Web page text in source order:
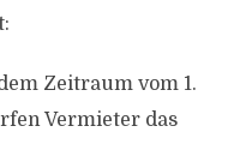
Zeitraum vom 1.
Vermieter das